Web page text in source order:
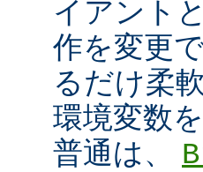
イアント
作を変更
るだけ柔
環境変数
普通は、